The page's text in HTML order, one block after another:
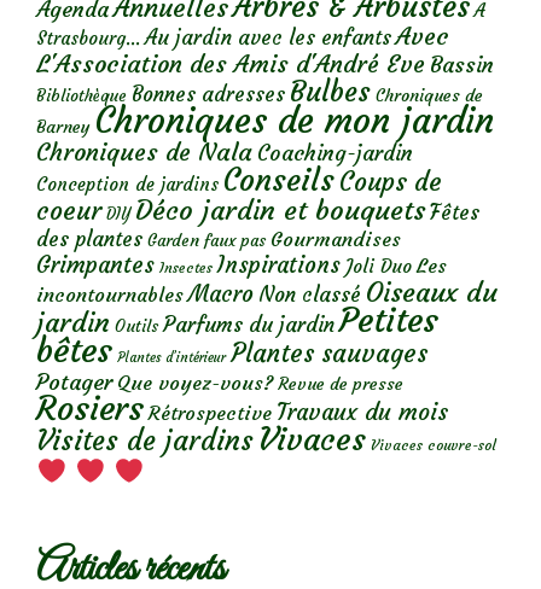
AgendaAnnuelles
A
Strasbourg... Au jardin avec les enfantsAvec
L'Association des Amis d'André Eve Bassin
Bibliothèque Bonnes adresses Bulbes Chroniques de
Barney Chroniques de mon jardin
Chroniques de Nala Coaching-jardin
Conception de jardins ConseilsCoups de
coeur DIY Déco jardin et bouquetsFêtes
des plantes Garden faux pas Gourmandises
Grimpantes Insectes Inspirations Joli Duo Les
incontournables Macro Non classé Oiseaux du
jardin Outils Parfums du jardinPetites
bêtes Plantes d’intérieur Plantes sauvages
Potager Que voyez-vous? Revue de presse
Rosiers Rétrospective Travaux du mois
Visites de jardins Vivaces Vivaces couvre-sol
Articles récents